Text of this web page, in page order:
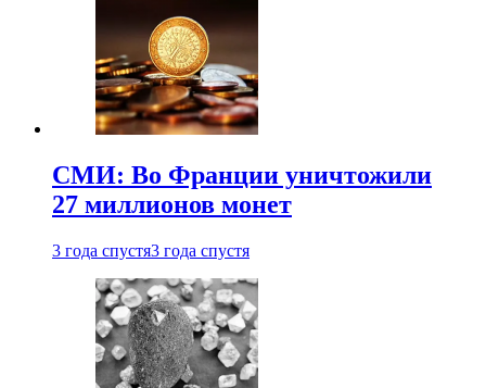
СМИ: Во Франции уничтожили
27 миллионов монет
3 года спустя3 года спустя